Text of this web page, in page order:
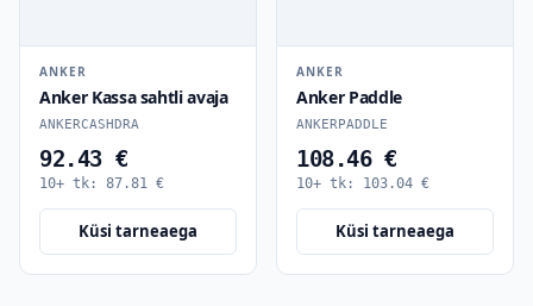
ANKER
Anker Kassa sahtli avaja
ANKERCASHDRA
92.43 €
10+ tk: 87.81 €
Küsi tarneaega
ANKER
Anker Paddle
ANKERPADDLE
108.46 €
10+ tk: 103.04 €
Küsi tarneaega